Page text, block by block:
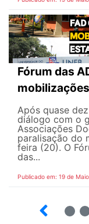
Fórum das
Após quase
diálogo com o
Associações
paralisação do
feira (20). O
das...
Publicado em: 19 de